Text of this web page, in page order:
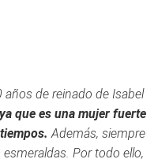
de reinado de Isabel
que es una mujer fuerte
Además, siempre
Por todo ello,